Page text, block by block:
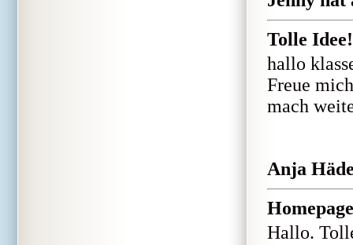
Tolle Idee!
hallo
Freue
mach
Anja
Homepage
Hallo.